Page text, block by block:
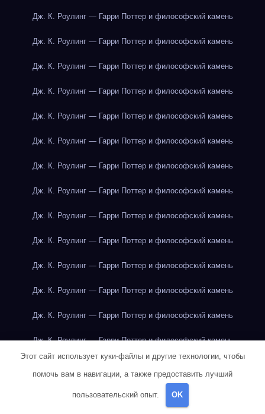
Дж. К. Роулинг — Гарри Поттер и философский камень
Дж. К. Роулинг — Гарри Поттер и философский камень
Дж. К. Роулинг — Гарри Поттер и философский камень
Дж. К. Роулинг — Гарри Поттер и философский камень
Дж. К. Роулинг — Гарри Поттер и философский камень
Дж. К. Роулинг — Гарри Поттер и философский камень
Дж. К. Роулинг — Гарри Поттер и философский камень
Дж. К. Роулинг — Гарри Поттер и философский камень
Дж. К. Роулинг — Гарри Поттер и философский камень
Дж. К. Роулинг — Гарри Поттер и философский камень
Дж. К. Роулинг — Гарри Поттер и философский камень
Дж. К. Роулинг — Гарри Поттер и философский камень
Дж. К. Роулинг — Гарри Поттер и философский камень
Дж. К. Роулинг — Гарри Поттер и философский камень
Дж. К. Роулинг — Гарри Поттер и философский камень
Этот сайт использует куки-файлы и другие технологии, чтобы
помочь вам в навигации, а также предоставить лучший
пользовательский опыт. OK